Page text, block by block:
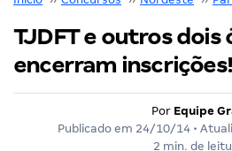
TJDFT e outros dois
encerram inscrições!
Por Equipe
Publicado em 24/10/14 •
2 min. de